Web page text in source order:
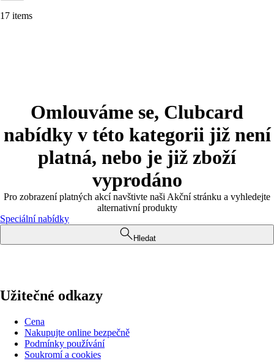
17 items
Omlouváme se, Clubcard
nabídky v této kategorii již není
platná, nebo je již zboží
vyprodáno
Pro zobrazení platných akcí navštivte naši Akční stránku a vyhledejte
alternativní produkty
Speciální nabídky
Hledat
Užitečné odkazy
Cena
Nakupujte online bezpečně
Podmínky používání
Soukromí a cookies